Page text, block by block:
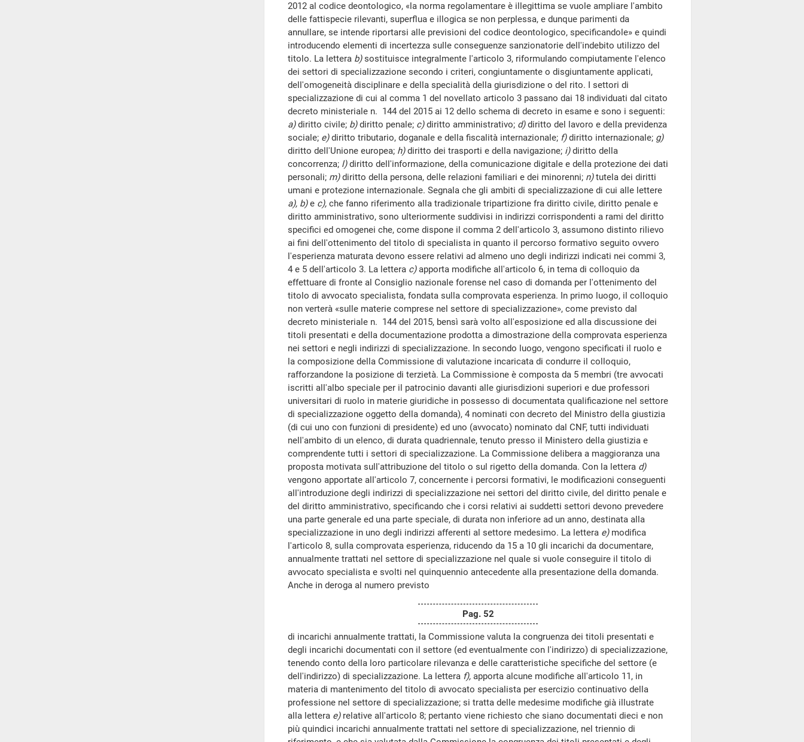
2012 al codice deontologico, «la norma regolamentare è illegittima se vuole ampliare l'ambito
delle fattispecie rilevanti, superflua e illogica se non perplessa, e dunque parimenti da
annullare, se intende riportarsi alle previsioni del codice deontologico, specificandole» e quindi
introducendo elementi di incertezza sulle conseguenze sanzionatorie dell'indebito utilizzo del
titolo. La lettera b)sostituisce integralmente l'articolo 3, riformulando compiutamente l'elenco
dei settori di specializzazione secondo i criteri, congiuntamente o disgiuntamente applicati,
dell'omogeneità disciplinare e della specialità della giurisdizione o del rito. I settori di
specializzazione di cui al comma 1 del novellato articolo 3 passano dai 18 individuati dal citato
decreto ministeriale n. 144 del 2015 ai 12 dello schema di decreto in esame e sono i seguenti:
a)diritto civile; b)diritto penale; c)diritto amministrativo; d)diritto del lavoro e della previdenza
sociale; e)diritto tributario, doganale e della fiscalità internazionale; f)diritto internazionale; g)
diritto dell'Unione europea; h)diritto dei trasporti e della navigazione; i)diritto della
concorrenza; l)diritto dell'informazione, della comunicazione digitale e della protezione dei dati
personali; m)diritto della persona, delle relazioni familiari e dei minorenni; n)tutela dei diritti
umani e protezione internazionale. Segnala che gli ambiti di specializzazione di cui alle lettere
a), b)e c), che fanno riferimento alla tradizionale tripartizione fra diritto civile, diritto penale e
diritto amministrativo, sono ulteriormente suddivisi in indirizzi corrispondenti a rami del diritto
specifici ed omogenei che, come dispone il comma 2 dell'articolo 3, assumono distinto rilievo
ai fini dell'ottenimento del titolo di specialista in quanto il percorso formativo seguito ovvero
l'esperienza maturata devono essere relativi ad almeno uno degli indirizzi indicati nei commi 3,
4 e 5 dell'articolo 3. La lettera c)apporta modifiche all'articolo 6, in tema di colloquio da
effettuare di fronte al Consiglio nazionale forense nel caso di domanda per l'ottenimento del
titolo di avvocato specialista, fondata sulla comprovata esperienza. In primo luogo, il colloquio
non verterà «sulle materie comprese nel settore di specializzazione», come previsto dal
decreto ministeriale n. 144 del 2015, bensì sarà volto all'esposizione ed alla discussione dei
titoli presentati e della documentazione prodotta a dimostrazione della comprovata esperienza
nei settori e negli indirizzi di specializzazione. In secondo luogo, vengono specificati il ruolo e
la composizione della Commissione di valutazione incaricata di condurre il colloquio,
rafforzandone la posizione di terzietà. La Commissione è composta da 5 membri (tre avvocati
iscritti all'albo speciale per il patrocinio davanti alle giurisdizioni superiori e due professori
universitari di ruolo in materie giuridiche in possesso di documentata qualificazione nel settore
di specializzazione oggetto della domanda), 4 nominati con decreto del Ministro della giustizia
(di cui uno con funzioni di presidente) ed uno (avvocato) nominato dal CNF, tutti individuati
nell'ambito di un elenco, di durata quadriennale, tenuto presso il Ministero della giustizia e
comprendente tutti i settori di specializzazione. La Commissione delibera a maggioranza una
proposta motivata sull'attribuzione del titolo o sul rigetto della domanda. Con la lettera d)
vengono apportate all'articolo 7, concernente i percorsi formativi, le modificazioni conseguenti
all'introduzione degli indirizzi di specializzazione nei settori del diritto civile, del diritto penale e
del diritto amministrativo, specificando che i corsi relativi ai suddetti settori devono prevedere
una parte generale ed una parte speciale, di durata non inferiore ad un anno, destinata alla
specializzazione in uno degli indirizzi afferenti al settore medesimo. La lettera e) modifica
l'articolo 8, sulla comprovata esperienza, riducendo da 15 a 10 gli incarichi da documentare,
annualmente trattati nel settore di specializzazione nel quale si vuole conseguire il titolo di
avvocato specialista e svolti nel quinquennio antecedente alla presentazione della domanda.
Anche in deroga al numero previsto
Pag. 52
di incarichi annualmente trattati, la Commissione valuta la congruenza dei titoli presentati e
degli incarichi documentati con il settore (ed eventualmente con l'indirizzo) di specializzazione,
tenendo conto della loro particolare rilevanza e delle caratteristiche specifiche del settore (e
dell'indirizzo) di specializzazione. La lettera f), apporta alcune modifiche all'articolo 11, in
materia di mantenimento del titolo di avvocato specialista per esercizio continuativo della
professione nel settore di specializzazione; si tratta delle medesime modifiche già illustrate
alla lettera e) relative all'articolo 8; pertanto viene richiesto che siano documentati dieci e non
più quindici incarichi annualmente trattati nel settore di specializzazione, nel triennio di